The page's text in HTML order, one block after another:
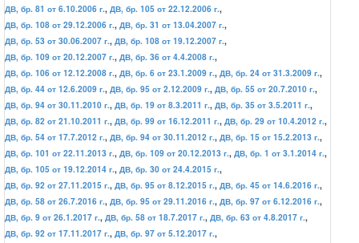
ДВ, бр. 81 от 6.10.2006 г., ДВ, бр. 105 от 22.12.2006 г.,
ДВ, бр. 108 от 29.12.2006 г., ДВ, бр. 31 от 13.04.2007 г.,
ДВ, бр. 53 от 30.06.2007 г., ДВ, бр. 108 от 19.12.2007 г.,
ДВ, бр. 109 от 20.12.2007 г., ДВ, бр. 36 от 4.4.2008 г.,
ДВ, бр. 106 от 12.12.2008 г., ДВ, бр. 6 от 23.1.2009 г., ДВ, бр. 24 от 31.3.2009 г.,
ДВ, бр. 44 от 12.6.2009 г., ДВ, бр. 95 от 2.12.2009 г., ДВ, бр. 55 от 20.7.2010 г.,
ДВ, бр. 94 от 30.11.2010 г., ДВ, бр. 19 от 8.3.2011 г., ДВ, бр. 35 от 3.5.2011 г.,
ДВ, бр. 82 от 21.10.2011 г., ДВ, бр. 99 от 16.12.2011 г., ДВ, бр. 29 от 10.4.2012 г.,
ДВ, бр. 54 от 17.7.2012 г., ДВ, бр. 94 от 30.11.2012 г., ДВ, бр. 15 от 15.2.2013 г.,
ДВ, бр. 101 от 22.11.2013 г., ДВ, бр. 109 от 20.12.2013 г., ДВ, бр. 1 от 3.1.2014 г.,
ДВ, бр. 105 от 19.12.2014 г., ДВ, бр. 30 от 24.4.2015 г.,
ДВ, бр. 92 от 27.11.2015 г., ДВ, бр. 95 от 8.12.2015 г., ДВ, бр. 45 от 14.6.2016 г.,
ДВ, бр. 58 от 26.7.2016 г., ДВ, бр. 95 от 29.11.2016 г., ДВ, бр. 97 от 6.12.2016 г.,
ДВ, бр. 9 от 26.1.2017 г., ДВ, бр. 58 от 18.7.2017 г., ДВ, бр. 63 от 4.8.2017 г.,
ДВ, бр. 92 от 17.11.2017 г., ДВ, бр. 97 от 5.12.2017 г.,